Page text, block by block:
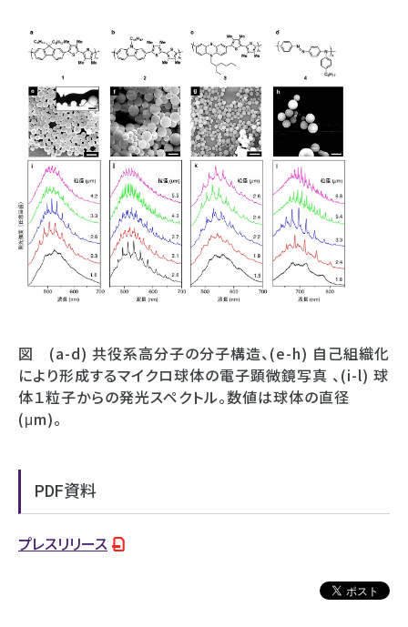
図 (a-d) 共役系高分子の分子構造、(e-h) 自己組織化
により形成するマイクロ球体の電子顕微鏡写真 、(i-l) 球
体１粒子からの発光スペクトル。数値は球体の直径
(μm)。
PDF資料
プレスリリース